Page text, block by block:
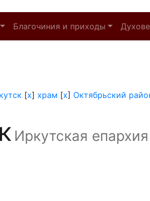
Благочиния и приходы
[x] храм [x] Октябрьский
Иркутская епархия